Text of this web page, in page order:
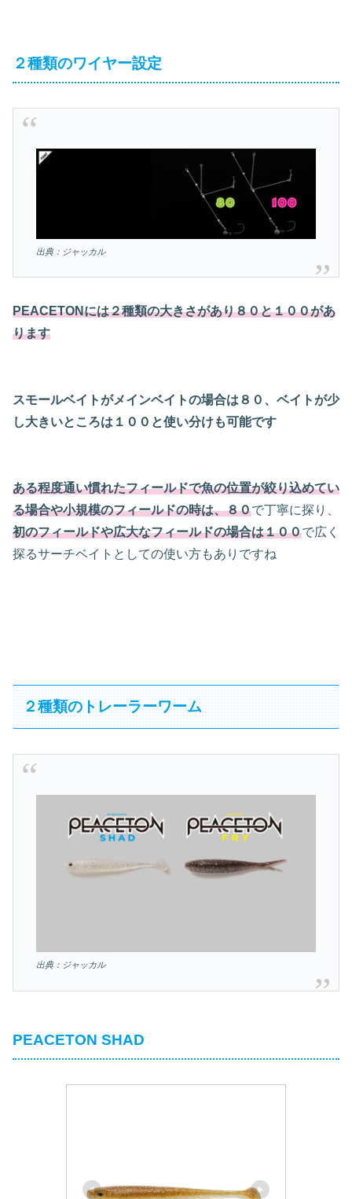
２種類のワイヤー設定
出典：ジャッカル
PEACETONには２種類の大きさがあり８０と１００があ
ります
スモールベイトがメインベイトの場合は８０、ベイトが少
し大きいところは１００と使い分けも可能です
ある程度通い慣れたフィールドで魚の位置が絞り込めてい
る場合や小規模のフィールドの時は、８０で丁寧に探り、
初のフィールドや広大なフィールドの場合は１００で広く
探るサーチベイトとしての使い方もありですね
２種類のトレーラーワーム
出典：ジャッカル
PEACETON SHAD